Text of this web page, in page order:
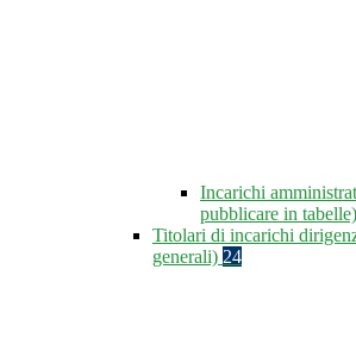
Incarichi
pubblicare in tabelle)
Titolari di incarichi
generali) 24